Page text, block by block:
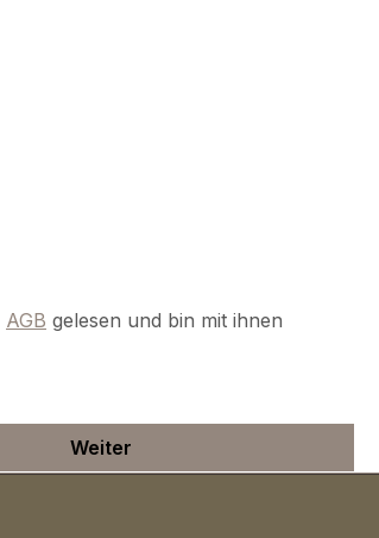
AGB gelesen und bin mit ihnen
Weiter